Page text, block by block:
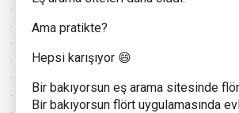
Ama pratikte?
Hepsi karışıyor 😄
Bir bakıyorsun eş arama sitesinde
Bir bakıyorsun flört uygulamasında